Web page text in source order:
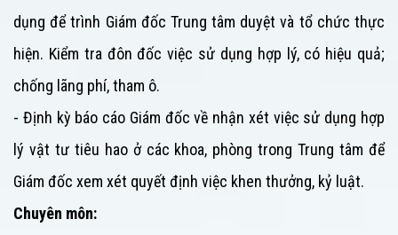
dụng để trình Giám đốc Trung tâm duyệt và tổ chức thực
hiện. Kiểm tra đôn đốc việc sử dụng hợp lý, có hiệu quả;
chống lãng phí, tham ô.
- Định kỳ báo cáo Giám đốc về nhận xét việc sử dụng hợp
lý vật tư tiêu hao ở các khoa, phòng trongTrung tâm để
Giám đốc xem xét quyết định việc khen thưởng, kỷ luật.
Chuyên môn: